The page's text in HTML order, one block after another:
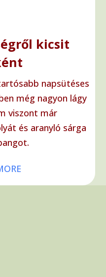
kicsit
napsütéses
még nagyon lágy
viszont már
és aranyló sárga